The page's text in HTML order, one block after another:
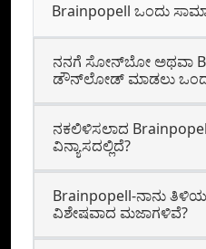
Brainpopell ಒಂದು
ನನಗೆ ಸೋನ್‌ಬೋ ಅಥವಾ
ಡೌನ್‌ಲೋಡ್‌ ಮಾಡಲು
ನಕಲಿಳಿಸಲಾದ
ವಿನ್ಯಾಸದಲ್ಲಿದೆ?
Brainpopell-ನಾನು
ವಿಶೇಷವಾದ ಮಜಾಗಳಿವೆ?